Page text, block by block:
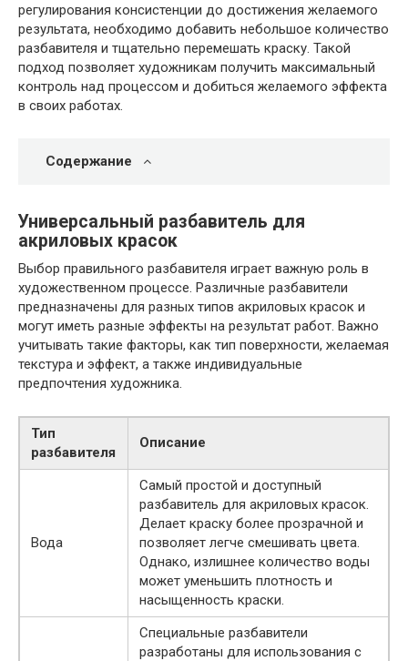
регулирования консистенции до достижения желаемого
результата, необходимо добавить небольшое количество
разбавителя и тщательно перемешать краску. Такой
подход позволяет художникам получить максимальный
контроль над процессом и добиться желаемого эффекта
в своих работах.
Содержание
Универсальный разбавитель для
акриловых красок
Выбор правильного разбавителя играет важную роль в
художественном процессе. Различные разбавители
предназначены для разных типов акриловых красок и
могут иметь разные эффекты на результат работ. Важно
учитывать такие факторы, как тип поверхности, желаемая
текстура и эффект, а также индивидуальные
предпочтения художника.
Тип
разбавителя
Описание
Вода
Самый простой и доступный
разбавитель для акриловых красок.
Делает краску более прозрачной и
позволяет легче смешивать цвета.
Однако, излишнее количество воды
может уменьшить плотность и
насыщенность краски.
Специальные разбавители
разработаны для использования с